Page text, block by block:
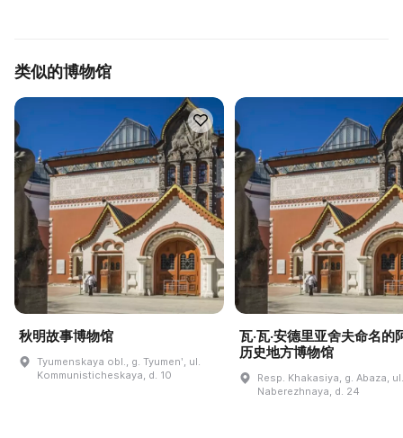
类似的博物馆
秋明故事博物馆
Tyumenskaya obl., g. Tyumenʹ, ul.
Kommunisticheskaya, d. 10
瓦·瓦·安德里亚舍夫命名的
历史地方博物馆
Resp. Khakasiya, g. Abaza, ul.
Naberezhnaya, d. 24